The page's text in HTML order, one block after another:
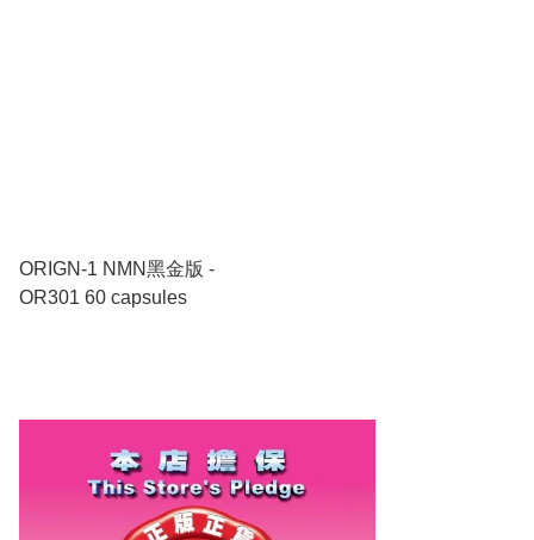
ORIGN-1 NMN黑金版 -
OR301 60 capsules